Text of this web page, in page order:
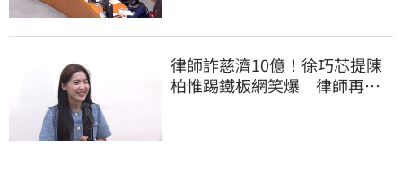
律師詐慈濟10億！徐巧芯提陳
柏惟踢鐵板網笑爆 律師再曬1